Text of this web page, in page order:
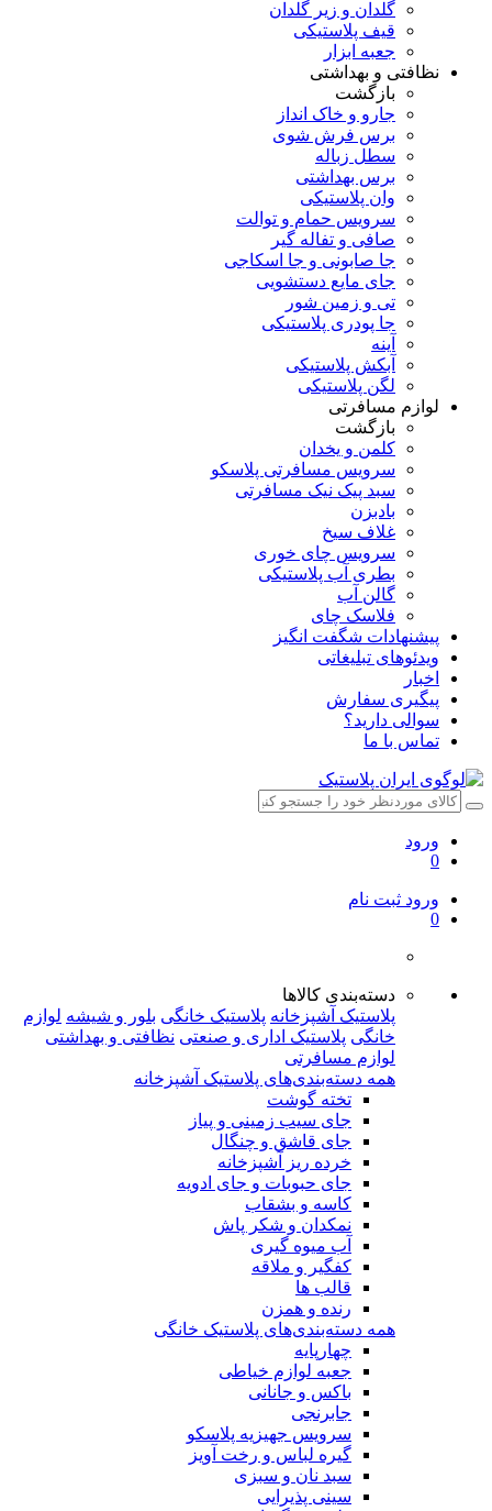
گلدان و زیر گلدان
قیف پلاستیکی
جعبه ابزار
نظافتی و بهداشتی
بازگشت
جارو و خاک انداز
برس فرش شوی
سطل زباله
برس بهداشتی
وان پلاستیکی
سرویس حمام و توالت
صافی و تفاله گیر
جا صابونی و جا اسکاجی
جای مایع دستشویی
تی و زمین شور
جا پودری پلاستیکی
آینه
آبکش پلاستیکی
لگن پلاستیکی
لوازم مسافرتی
بازگشت
کلمن و یخدان
سرویس مسافرتی پلاسکو
سبد پیک نیک مسافرتی
بادبزن
غلاف سیخ
سرویس چای خوری
بطری آب پلاستیکی
گالن آب
فلاسک چای
پیشنهادات شگفت انگیز
ویدئوهای تبلیغاتی
اخبار
پیگیری سفارش
سوالی دارید؟
تماس با ما
ورود
0
ورود ثبت نام
0
دسته‌بندی کالاها
پلاستیک آشپزخانه پلاستیک خانگی بلور و شیشه لوازم
خانگی پلاستیک اداری و صنعتی نظافتی و بهداشتی
لوازم مسافرتی
همه دسته‌بندی‌های پلاستیک آشپزخانه
تخته گوشت
جای سیب زمینی و پیاز
جای قاشق و چنگال
خرده ریز آشپزخانه
جای حبوبات و جای ادویه
کاسه و بشقاب
نمکدان و شکر پاش
آب میوه گیری
کفگیر و ملاقه
قالب ها
رنده و همزن
همه دسته‌بندی‌های پلاستیک خانگی
چهارپایه
جعبه لوازم خیاطی
باکس و جانانی
جابرنجی
سرویس جهیزیه پلاسکو
گیره لباس و رخت آویز
سبد نان و سبزی
سینی پذیرایی